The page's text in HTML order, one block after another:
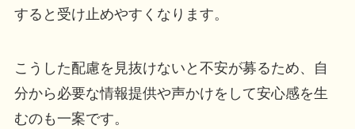
すると受け止めやすくなります。
こうした配慮を見抜けないと不安が募るため、自
分から必要な情報提供や声かけをして安心感を生
むのも一案です。